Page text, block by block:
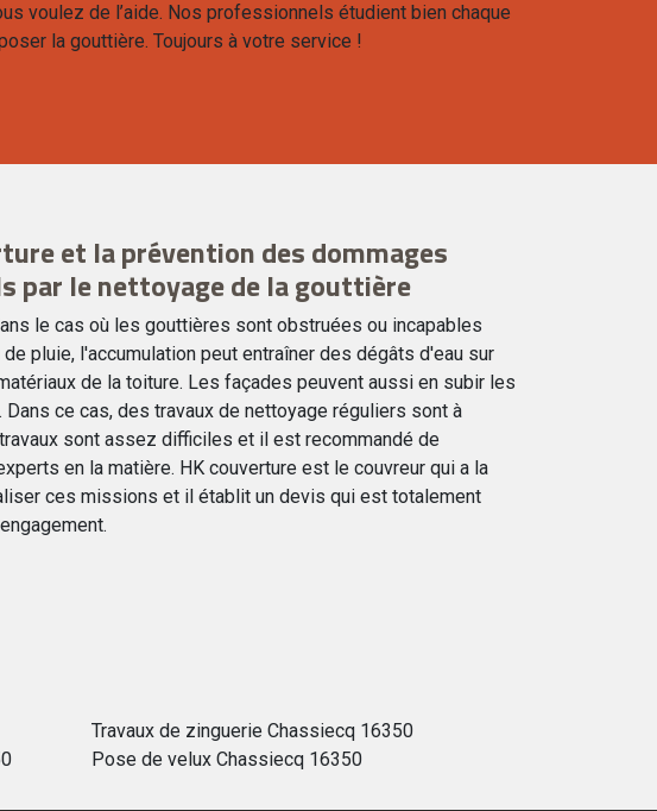
voulez de l’aide. Nos professionnels étudient bien chaque
la gouttière. Toujours à votre service !
et la prévention des dommages
par le nettoyage de la gouttière
le cas où les gouttières sont obstruées ou incapables
pluie, l'accumulation peut entraîner des dégâts d'eau sur
de la toiture. Les façades peuvent aussi en subir les
Dans ce cas, des travaux de nettoyage réguliers sont à
sont assez difficiles et il est recommandé de
en la matière. HK couverture est le couvreur qui a la
ces missions et il établit un devis qui est totalement
Travaux de zinguerie Chassiecq 16350
Pose de velux Chassiecq 16350